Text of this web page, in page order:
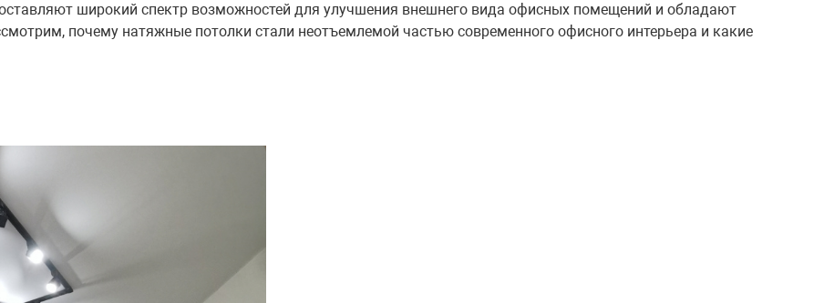
широкий спектр возможностей для улучшения внешнего вида офисных помещений и обладают
почему натяжные потолки стали неотъемлемой частью современного офисного интерьера и какие